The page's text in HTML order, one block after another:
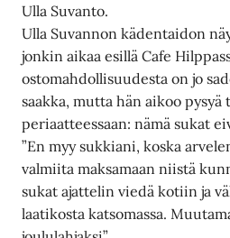
Ulla Suvanto.
Ulla Suvannon kädentaidon
jonkin aikaa esillä Cafe
ostomahdollisuudesta on jo
saakka, mutta hän aikoo pysyä
periaatteessaan: nämä sukat
”En myy sukkiani, koska
valmiita maksamaan niistä
sukat ajattelin viedä kotiin ja
laatikosta katsomassa.